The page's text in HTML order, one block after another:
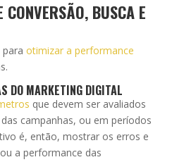
CONVERSÃO, BUSCA E
otimizar a performance
DO MARKETING DIGITAL
que devem ser avaliados
campanhas, ou em períodos
é, então, mostrar os erros e
a performance das